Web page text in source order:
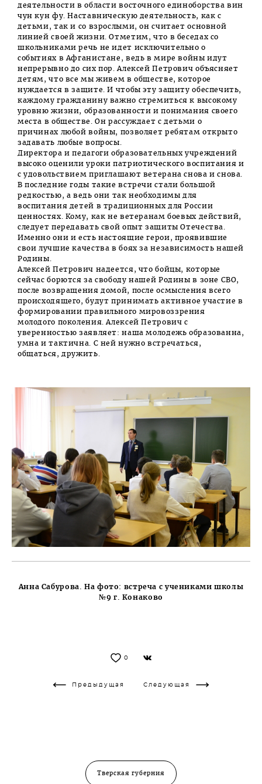
деятельности в области восточного единоборства вин
чун кун фу. Наставническую деятельность, как с
детьми, так и со взрослыми, он считает основной
линией своей жизни. Отметим, что в беседах со
школьниками речь не идет исключительно о
событиях в Афганистане, ведь в мире войны идут
непрерывно до сих пор. Алексей Петрович объясняет
детям, что все мы живем в обществе, которое
нуждается в защите. И чтобы эту защиту обеспечить,
каждому гражданину важно стремиться к высокому
уровню жизни, образованности и понимания своего
места в обществе. Он рассуждает с детьми о
причинах любой войны, позволяет ребятам открыто
задавать любые вопросы.
Директора и педагоги образовательных учреждений
высоко оценили уроки патриотического воспитания и
с удовольствием приглашают ветерана снова и снова.
В последние годы такие встречи стали большой
редкостью, а ведь они так необходимы для
воспитания детей в традиционных для России
ценностях. Кому, как не ветеранам боевых действий,
следует передавать свой опыт защиты Отечества.
Именно они и есть настоящие герои, проявившие
свои лучшие качества в боях за независимость нашей
Родины.
Алексей Петрович надеется, что бойцы, которые
сейчас борются за свободу нашей Родины в зоне СВО,
после возвращения домой, после осмысления всего
происходящего, будут принимать активное участие в
формировании правильного мировоззрения
молодого поколения. Алексей Петрович с
уверенностью заявляет: наша молодежь образованна,
умна и тактична. С ней нужно встречаться,
общаться, дружить.
Анна Сабурова. На фото: встреча с учениками школы
№9 г. Конаково
0
Предыдущая Следующая
Тверская губерния